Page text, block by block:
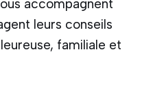
accompagnent
leurs conseils
familiale et